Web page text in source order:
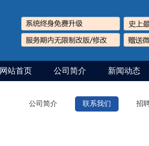
网站首页 公司简介 新闻动态
公司简介 联系我们 招